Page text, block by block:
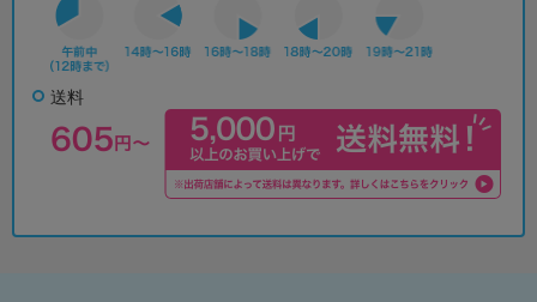
送料